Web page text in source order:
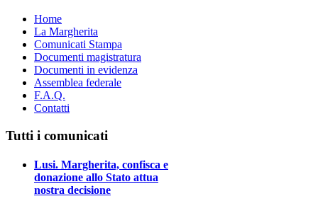
Home
La Margherita
Comunicati Stampa
Documenti magistratura
Documenti in evidenza
Assemblea federale
F.A.Q.
Contatti
Tutti i comunicati
Lusi. Margherita, confisca e
donazione allo Stato attua
nostra decisione